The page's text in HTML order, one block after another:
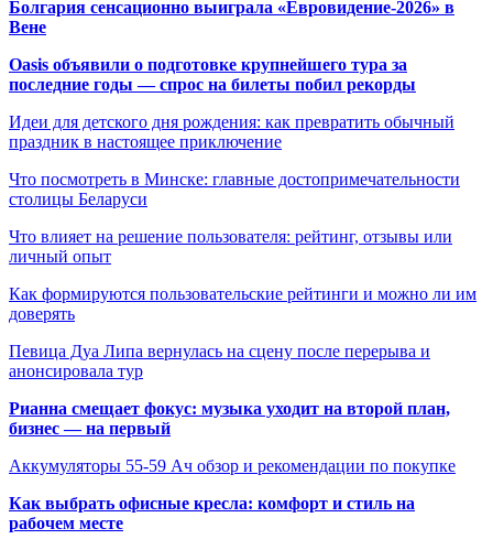
Болгария сенсационно выиграла «Евровидение-2026» в
Вене
Oasis объявили о подготовке крупнейшего тура за
последние годы — спрос на билеты побил рекорды
Идеи для детского дня рождения: как превратить обычный
праздник в настоящее приключение
Что посмотреть в Минске: главные достопримечательности
столицы Беларуси
Что влияет на решение пользователя: рейтинг, отзывы или
личный опыт
Как формируются пользовательские рейтинги и можно ли им
доверять
Певица Дуа Липа вернулась на сцену после перерыва и
анонсировала тур
Рианна смещает фокус: музыка уходит на второй план,
бизнес — на первый
Аккумуляторы 55-59 Ач обзор и рекомендации по покупке
Как выбрать офисные кресла: комфорт и стиль на
рабочем месте